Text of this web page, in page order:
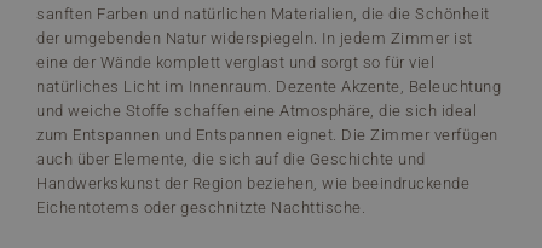
sanften Farben und natürlichen Materialien, die die Schönheit
der umgebenden Natur widerspiegeln. In jedem Zimmer ist
eine der Wände komplett verglast und sorgt so für viel
natürliches Licht im Innenraum. Dezente Akzente, Beleuchtung
und weiche Stoffe schaffen eine Atmosphäre, die sich ideal
zum Entspannen und Entspannen eignet. Die Zimmer verfügen
auch über Elemente, die sich auf die Geschichte und
Handwerkskunst der Region beziehen, wie beeindruckende
Eichentotems oder geschnitzte Nachttische.